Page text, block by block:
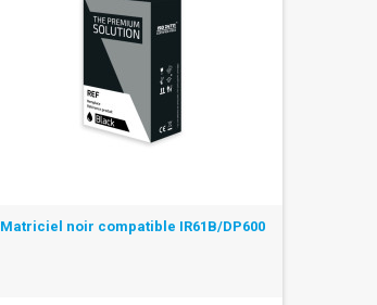
Matriciel noir compatible IR61B/DP600